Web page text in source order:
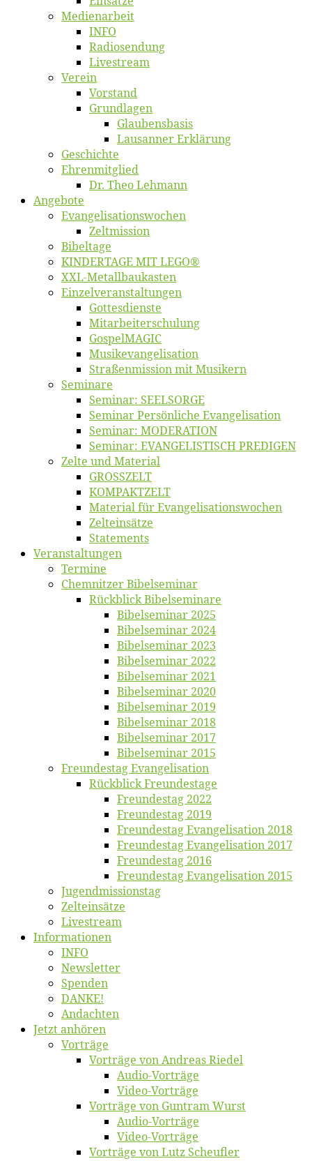
Me­di­en­ar­beit
INFO
Ra­dio­sen­dung
Live­stream
Ver­ein
Vor­stand
Grund­la­gen
Glaubens­ba­sis
Lausan­ner Erklärung
Ge­schich­te
Eh­ren­mit­glied
Dr. Theo Lehmann
An­ge­bo­te
Evangelisa­tions­wo­chen
Zelt­mis­si­on
Bi­bel­ta­ge
KINDERTAGE MIT LEGO®
XXL-Me­­tal­l­­bau­­kas­­ten
Einzelver­an­stal­tungen
Got­tes­diens­te
Mitarbeiter­schulung
Gos­pel­MA­GIC
Musikevan­ge­li­sa­tion
Straßenmis­sion mit Musikern
Se­mi­na­re
Se­mi­nar: SEELSORGE
Se­mi­nar Per­sön­li­che Evangelisation
Se­mi­nar: MODERATION
Se­mi­nar: EVANGELISTISCH PREDIGEN
Zel­te und Material
GROSSZELT
KOMPAKTZELT
Ma­te­ri­al für Evangelisationswochen
Zelt­ein­sät­ze
State­ments
Ver­an­stal­tun­gen
Ter­mi­ne
Chemnit­zer Bibelseminar
Rück­blick Bibelseminare
Bi­bel­se­mi­nar 2025
Bi­bel­se­mi­nar 2024
Bi­bel­se­mi­nar 2023
Bi­bel­se­mi­nar 2022
Bi­bel­se­mi­nar 2021
Bi­bel­se­mi­nar 2020
Bi­bel­se­mi­nar 2019
Bi­bel­se­mi­nar 2018
Bibelsemi­nar 2017
Bibelsemi­nar 2015
Freun­des­tag Evangelisation
Rück­blick Freundestage
Freun­des­tag 2022
Freun­des­tag 2019
Freun­des­tag Evan­ge­li­sa­ti­on 2018
Freun­des­tag Evan­ge­li­sa­ti­on 2017
Freun­des­tag 2016
Freun­des­tag Evan­ge­li­sa­ti­on 2015
Jugend­mis­sions­tag
Zelt­ein­sät­ze
Live­stream
Informatio­nen
INFO
News­let­ter
Spen­den
DANKE!
An­dach­ten
Jetzt an­hö­ren
Vor­trä­ge
Vor­trä­ge von An­dre­as Riedel
Au­dio-Vor­trä­ge
Vi­deo-Vor­trä­ge
Vor­trä­ge von Gun­tram Wurst
Au­dio-Vor­trä­ge
Vi­deo-Vor­trä­ge
Vor­trä­ge von Lutz Scheufler